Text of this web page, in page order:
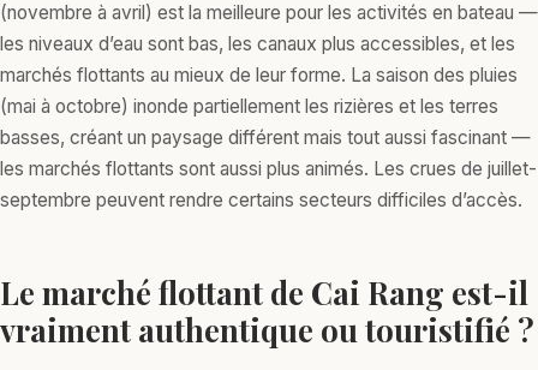
(novembre à avril) est la meilleure pour les activités en bateau —
les niveaux d’eau sont bas, les canaux plus accessibles, et les
marchés flottants au mieux de leur forme. La saison des pluies
(mai à octobre) inonde partiellement les rizières et les terres
basses, créant un paysage différent mais tout aussi fascinant —
les marchés flottants sont aussi plus animés. Les crues de juillet-
septembre peuvent rendre certains secteurs difficiles d’accès.
Le marché flottant de Cai Rang est-il
vraiment authentique ou touristifié ?